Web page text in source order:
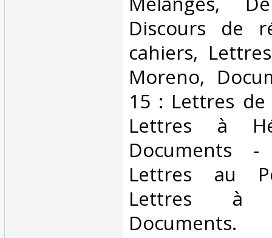
Discours de
cahiers,
Moreno,
15 : Lettres de
Lettres à
Documents
Lettres au
Lettres à